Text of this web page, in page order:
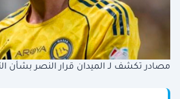
مصادر تكشف لـ الميدان قرار النصر بشأن